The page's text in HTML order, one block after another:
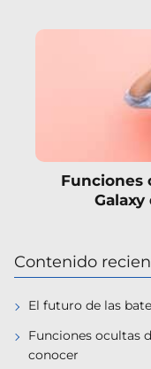
Funciones
Contenido
El futuro de las
Funciones ocultas
conocer